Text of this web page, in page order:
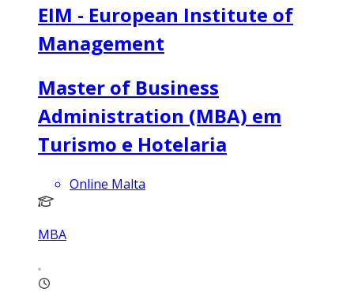
EIM - European Institute of
Management
Master of Business
Administration (MBA) em
Turismo e Hotelaria
Online Malta
MBA